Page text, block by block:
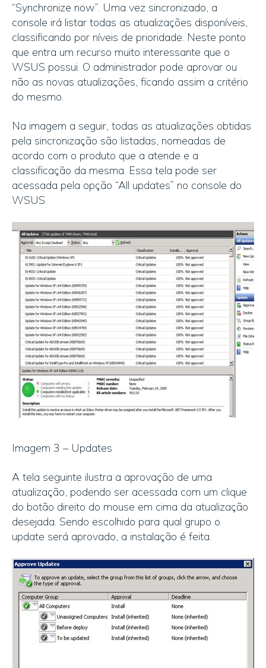
“Synchronize now”. Uma vez sincronizado, a
console irá listar todas as atualizações disponíveis,
classificando por níveis de prioridade. Neste ponto
que entra um recurso muito interessante que o
WSUS possui. O administrador pode aprovar ou
não as novas atualizações, ficando assim a critério
do mesmo.
Na imagem a seguir, todas as atualizações obtidas
pela sincronização são listadas, nomeadas de
acordo com o produto que a atende e a
classificação da mesma. Essa tela pode ser
acessada pela opção “All updates” no console do
WSUS.
Imagem 3 – Updates
A tela seguinte ilustra a aprovação de uma
atualização, podendo ser acessada com um clique
do botão direito do mouse em cima da atualização
desejada. Sendo escolhido para qual grupo o
update será aprovado, a instalação é feita.